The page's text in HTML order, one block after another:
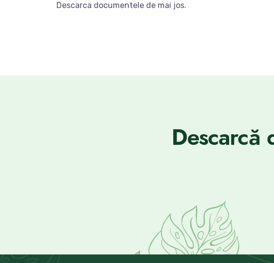
Descarca documentele de mai jos.
Descarcă